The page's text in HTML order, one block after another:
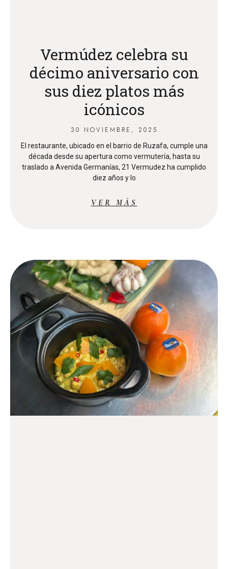
Vermúdez celebra su
décimo aniversario con
sus diez platos más
icónicos
30 NOVIEMBRE, 2025
El restaurante, ubicado en el barrio de Ruzafa, cumple una
década desde su apertura como vermutería, hasta su
traslado a Avenida Germanías, 21 Vermudez ha cumplido
diez años y lo
VER MÁS